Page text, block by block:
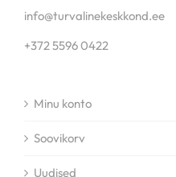
info@turvalinekeskkond.ee
+372 5596 0422
Minu konto
Soovikorv
Uudised